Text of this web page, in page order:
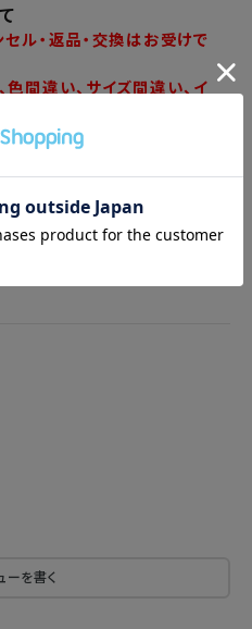
ル・返品・交換はお受けで
間違い、サイズ間違い、イ
でご注意ください。ご注文
ご確認ください。
ーを書く